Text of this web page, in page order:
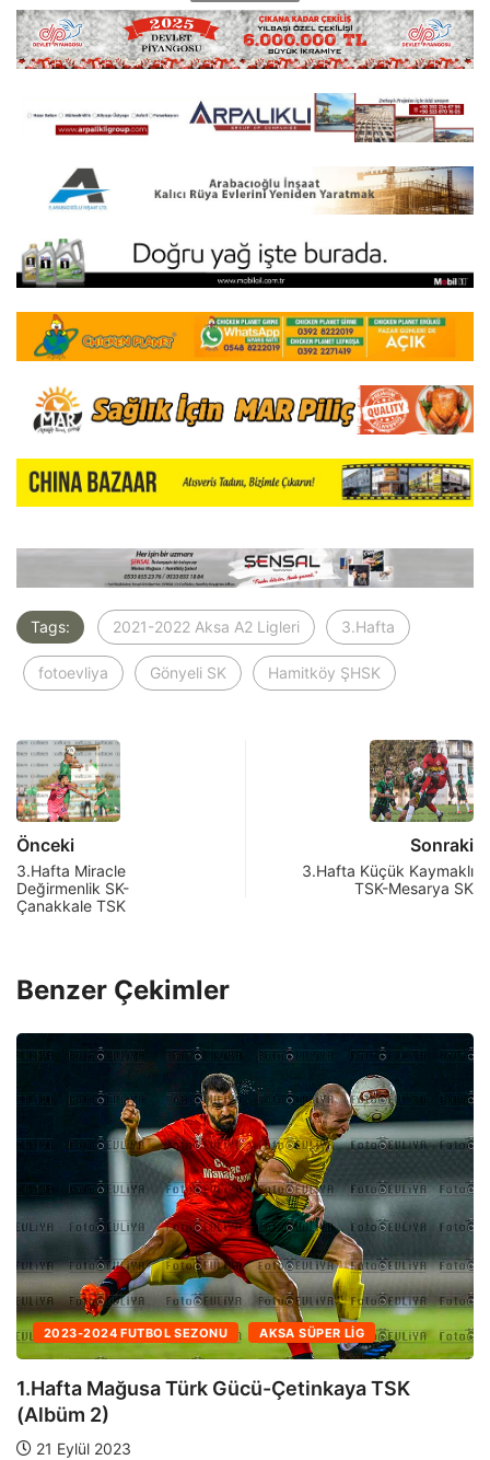
Tags: 2021-2022 Aksa A2 Ligleri 3.Hafta
fotoevliya Gönyeli SK Hamitköy ŞHSK
Önceki
3.Hafta Miracle
Değirmenlik SK-
Çanakkale TSK
Sonraki
3.Hafta Küçük Kaymaklı
TSK-Mesarya SK
Benzer Çekimler
2023-2024 FUTBOL SEZONU AKSA SÜPER LIG
1.Hafta Mağusa Türk Gücü-Çetinkaya TSK
(Albüm 1)
21 Eylül 2023